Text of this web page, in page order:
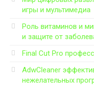
игры и мультимедиа
Роль витаминов и
и защите от
Final Cut Pro
AdwCleaner
нежелательных